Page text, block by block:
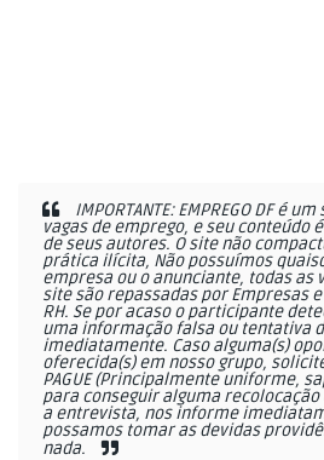
IMPORTANTE: EMPREGO DF é
vagas de emprego, e seu conteúdo
de seus autores. O site não
prática ilícita, Não possuímos
empresa ou o anunciante, todas as
site são repassadas por Empresas
RH. Se por acaso o participante
uma informação falsa ou tentativa
imediatamente. Caso alguma(s)
oferecida(s) em nosso grupo, solicite
PAGUE (Principalmente uniforme,
para conseguir alguma
a entrevista, nos informe
possamos tomar as devidas
nada.